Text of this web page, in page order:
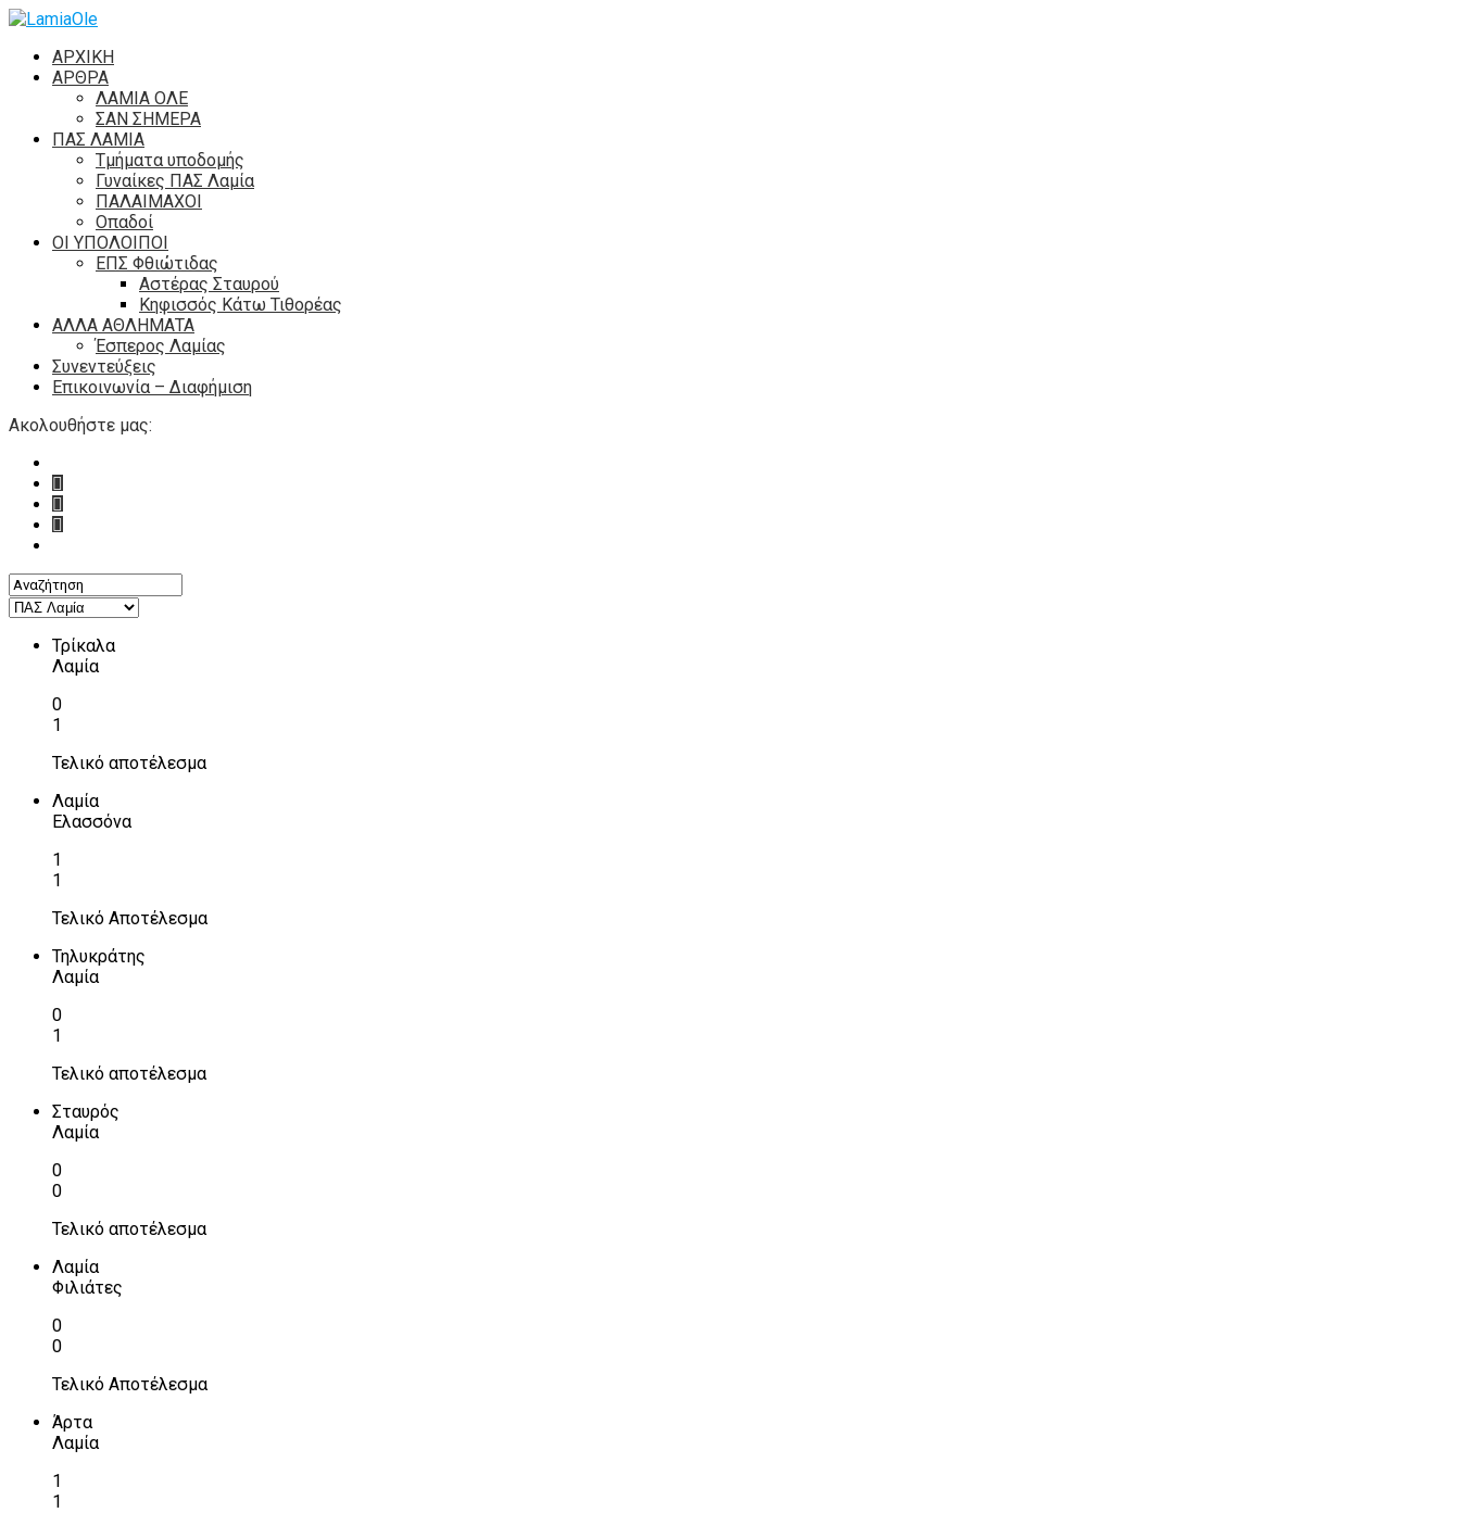
ΑΡΧΙΚΗ
ΑΡΘΡΑ
ΛΑΜΙΑ ΟΛΕ
ΣΑΝ ΣΗΜΕΡΑ
ΠΑΣ ΛΑΜΙΑ
Τμήματα υποδομής
Γυναίκες ΠΑΣ Λαμία
ΠΑΛΑΙΜΑΧΟΙ
Οπαδοί
ΟΙ ΥΠΟΛΟΙΠΟΙ
ΕΠΣ Φθιώτιδας
Αστέρας Σταυρού
Κηφισσός Κάτω Τιθορέας
ΑΛΛΑ ΑΘΛΗΜΑΤΑ
Έσπερος Λαμίας
Συνεντεύξεις
Επικοινωνία – Διαφήμιση
Ακολουθήστε μας:
Τρίκαλα
Λαμία
0
1
Τελικό αποτέλεσμα
Λαμία
Ελασσόνα
1
1
Τελικό Αποτέλεσμα
Τηλυκράτης
Λαμία
0
1
Τελικό αποτέλεσμα
Σταυρός
Λαμία
0
0
Τελικό αποτέλεσμα
Λαμία
Φιλιάτες
0
0
Τελικό Αποτέλεσμα
Άρτα
Λαμία
1
1